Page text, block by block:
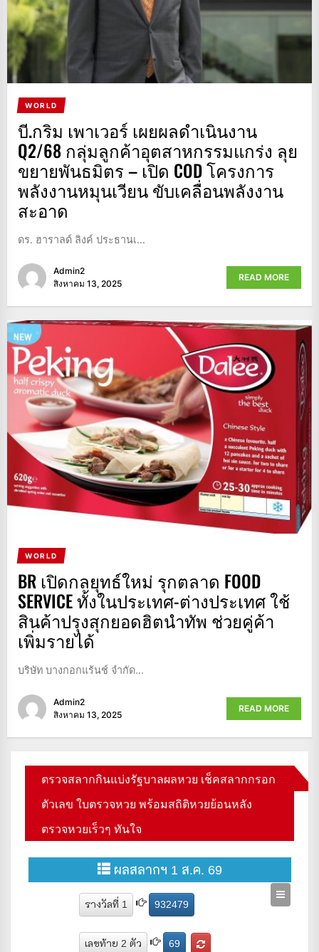
WORLD
บี.กริม เพาเวอร์ เผยผลดำเนินงาน
Q2/68 กลุ่มลูกค้าอุตสาหกรรมแกร่ง ลุย
ขยายพันธมิตร – เปิด COD โครงการ
พลังงานหมุนเวียน ขับเคลื่อนพลังงาน
สะอาด
ดร. ฮาราลด์ ลิงค์ ประธานเ...
Admin2
สิงหาคม 13, 2025
READ MORE
WORLD
BR เปิดกลยุทธ์ใหม่ รุกตลาด FOOD
SERVICE ทั้งในประเทศ-ต่างประเทศ ใช้
สินค้าปรุงสุกยอดฮิตนำทัพ ช่วยคู่ค้า
เพิ่มรายได้
บริษัท บางกอกแร้นช์ จำกัด...
Admin2
สิงหาคม 13, 2025
READ MORE
ตรวจสลากกินแบ่งรัฐบาลผลหวย เช็คสลากกรอก
ตัวเลข ใบตรวจหวย พร้อมสถิติหวยย้อนหลัง
ตรวจหวยเร็วๆ ทันใจ